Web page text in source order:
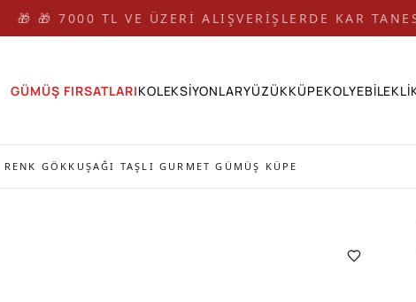
🎁 🎁 7000 TL VE ÜZERİ ALIŞVERİŞLERDE KAR
GÜMÜŞ FIRSATLARIKOLEKSİYONLARYÜZÜKKÜPEKOLYE
GÖKKUŞAĞI TAŞLI GURMET GÜMÜŞ KÜPE